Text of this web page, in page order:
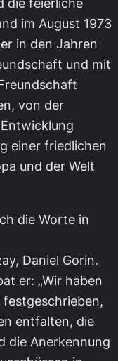
die feierliche
im August 1973
in den Jahren
und mit
von der
einer friedlichen
und der Welt
die Worte in
Daniel Gorin.
er: „Wir haben
festgeschrieben,
entfalten, die
die Anerkennung